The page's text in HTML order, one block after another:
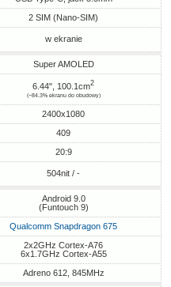
2 SIM (Nano-SIM)
w ekranie
Super AMOLED
6.44", 100.1cm2
(~84.3% ekranu do obudowy)
2400x1080
409
20:9
504nit / -
Android 9.0
(Funtouch 9)
Qualcomm Snapdragon 675
2x2GHz Cortex-A76
6x1.7GHz Cortex-A55
Adreno 612, 845MHz